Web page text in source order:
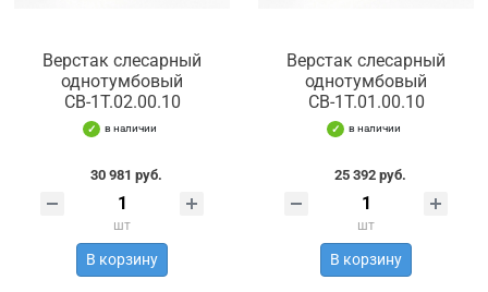
Верстак слесарный
однотумбовый
СВ-1Т.02.00.10
в наличии
30 981 руб.
шт
В корзину
Верстак слесарный
однотумбовый
СВ-1Т.01.00.10
в наличии
25 392 руб.
шт
В корзину